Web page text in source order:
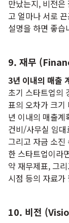
만났는지, 비전은
고 얼마나 서로
설명을 하면 좋습
9. 재무
3년 이내의 매출
초기 스타트업의
표의 오차가 크기
년 이내의 매출계
건비/사무실 임
그리고 자금 소
한 스타트업이라
약 재무제표, 그
시점 등의 자료
10. 비전